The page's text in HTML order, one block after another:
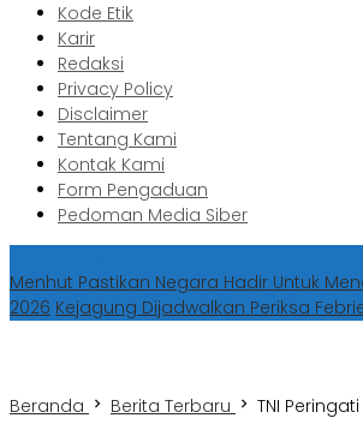
Kode Etik
Karir
Redaksi
Privacy Policy
Disclaimer
Tentang Kami
Kontak Kami
Form Pengaduan
Pedoman Media Siber
Menhut Pastikan Negara Hadir Untuk
2026 Kejagung Dijadwalkan Periksa
Beranda Berita Terbaru TNI